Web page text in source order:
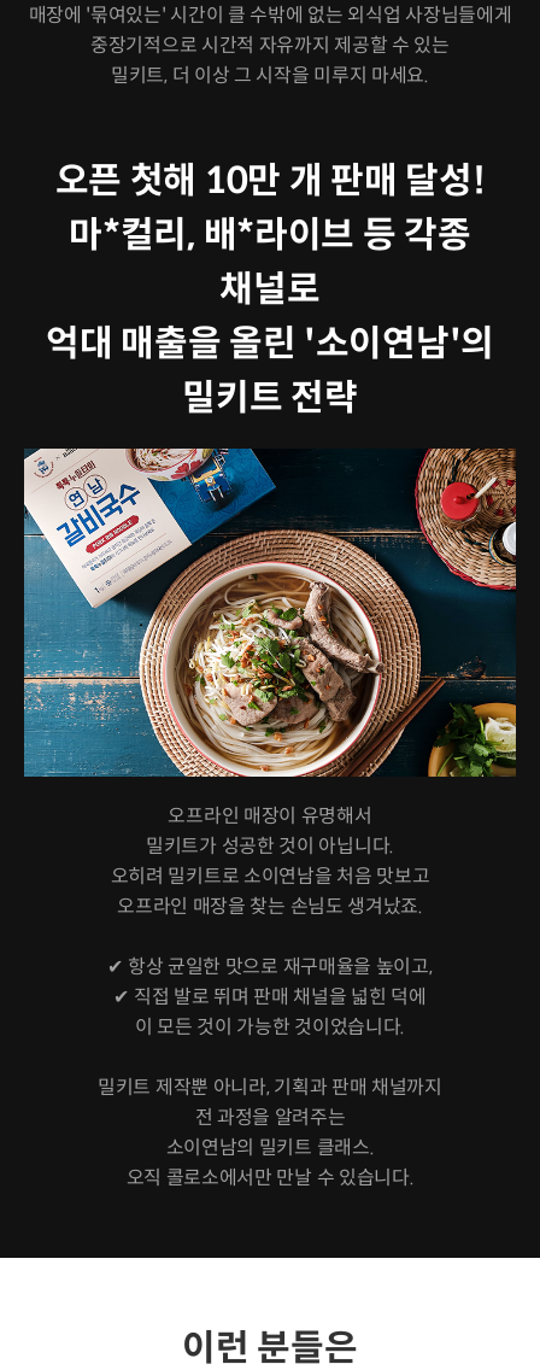
매장에 '묶여있는' 시간이 클 수밖에 없는 외식업 사장님들에게
중장기적으로 시간적 자유까지 제공할 수 있는
밀키트, 더 이상 그 시작을 미루지 마세요.
오픈 첫해 10만 개 판매 달성!
마*컬리, 배*라이브 등 각종
채널로
억대 매출을 올린 '소이연남'의
밀키트 전략
오프라인 매장이 유명해서
밀키트가 성공한 것이 아닙니다.
오히려 밀키트로 소이연남을 처음 맛보고
오프라인 매장을 찾는 손님도 생겨났죠.
✔ 항상 균일한 맛으로 재구매율을 높이고,
✔ 직접 발로 뛰며 판매 채널을 넓힌 덕에
이 모든 것이 가능한 것이었습니다.
밀키트 제작뿐 아니라, 기획과 판매 채널까지
전 과정을 알려주는
소이연남의 밀키트 클래스.
오직 콜로소에서만 만날 수 있습니다.
이런 분들은